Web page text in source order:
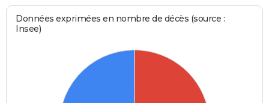
Données exprimées en nombre de décès (source :
Insee)